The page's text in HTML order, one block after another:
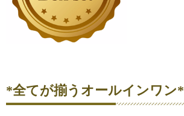
*全てが揃うオールインワン*